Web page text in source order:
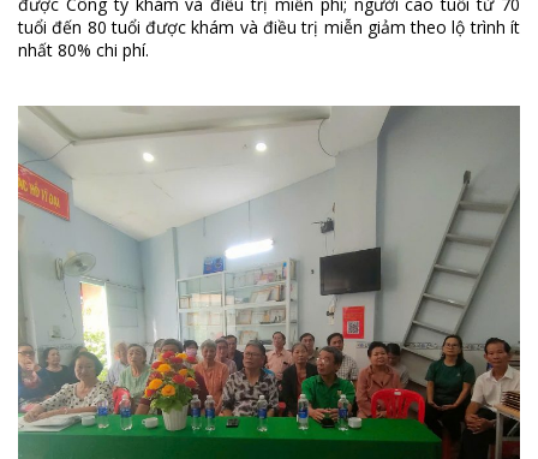
được Công ty khám và điều trị miễn phí; người cao tuổi từ 70
tuổi đến 80 tuổi được khám và điều trị miễn giảm theo lộ trình ít
nhất 80% chi phí.